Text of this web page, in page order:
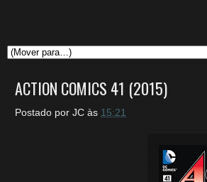
ACTION COMICS 41 (2015)
Postado por JC às 15:21